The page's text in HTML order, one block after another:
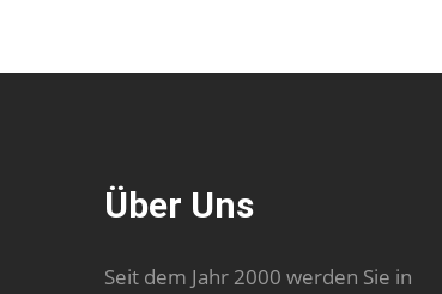
Über Uns
Seit dem Jahr 2000 werden Sie in